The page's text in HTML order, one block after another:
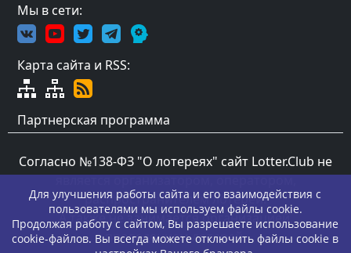
Мы в сети:
Карта сайта и RSS:
Партнерская программа
Согласно №138-ФЗ "О лотереях" сайт Lotter.Club не
является организатором, оператором,
распространителем лотерей.
А также не занимается организацией,
проведением лотерей.
Для улучшения работы сайта и его взаимодействия с
пользователями мы используем файлы cookie.
Продолжая работу с сайтом, Вы разрешаете использование
cookie-файлов. Вы всегда можете отключить файлы cookie в